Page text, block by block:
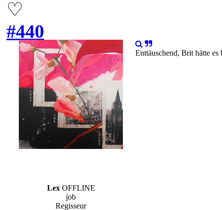
♡
#440
LexOFFLINE
job
Regisseur
Enttäuschend, Brit hätte